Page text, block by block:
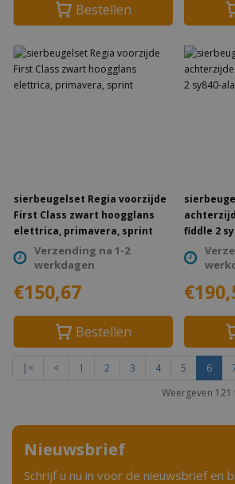
Bestellen
sierbeugelset Regia voorzijde
First Class zwart hoogglans
elettrica, primavera, sprint
Verzending na 1-2
werkdagen
€150,67
Bestellen
fiddle 2
|< < 1 2 3 4 5 6
Weergeven
Nieuwsbrief
Schrijf u nu in voor de nieuwsbrief en